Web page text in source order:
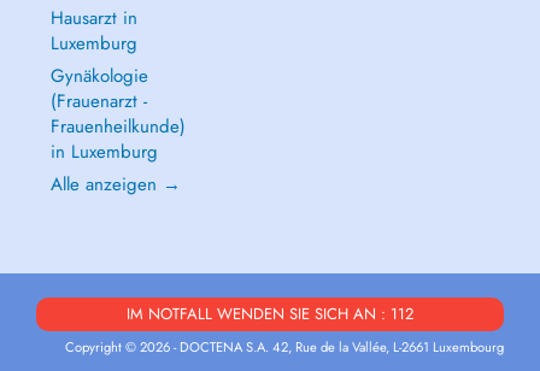
Hausarzt in
Luxemburg
Gynäkologie
(Frauenarzt -
Frauenheilkunde)
in Luxemburg
Alle anzeigen →
IM NOTFALL WENDEN SIE SICH AN : 112
Copyright © 2026 - DOCTENA S.A. 42, Rue de la Vallée, L-2661 Luxembourg